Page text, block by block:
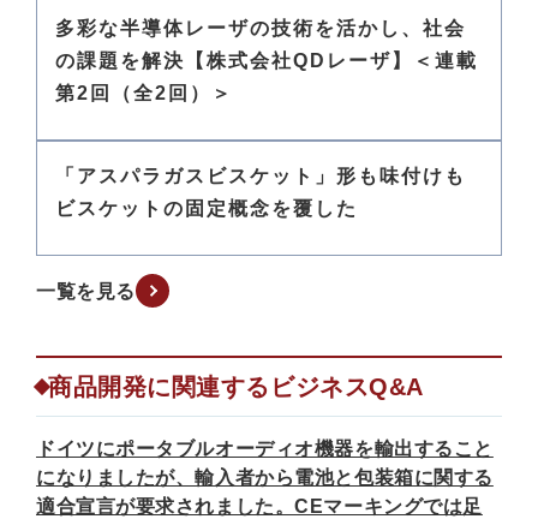
多彩な半導体レーザの技術を活かし、社会
の課題を解決【株式会社QDレーザ】＜連載
第2回（全2回）＞
「アスパラガスビスケット」形も味付けも
ビスケットの固定概念を覆した
一覧を見る
商品開発に関連するビジネスQ&A
ドイツにポータブルオーディオ機器を輸出すること
になりましたが、輸入者から電池と包装箱に関する
適合宣言が要求されました。CEマーキングでは足